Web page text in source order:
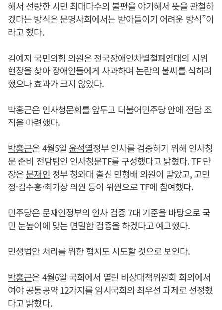
해서 선량한 시민 최대다수의 불편을 야기해서 뜻을 관철하
겠다는 방식은 문명사회에서는 받아들이기 어려운 방식”이
라고 했다.
김예지 국민의힘 의원은 전국장애인차별철폐연대의 시위
현장을 찾아 장애인들에게 사과하며 논란의 불씨를 식히려
했으나 효과가 크지 않았다.
박홍근은 인사청문회를 앞두고 더불어민주당 안에 전담 조
직을 마련했다.
박홍근은 4월5일 윤석열정부 인사를 검증하기 위해 인사청
문 준비 전담팀인 인사청문TF를 구성했다고 밝혔다. TF 단
장은문재인 정부 청와대 출신 민형배 의원이 맡았고, 고민
정·김수홍·최기상 의원 등이 위원으로 TF에 참여했다.
민주당은 문재인정부의 인사 검증 7대 기준을 바탕으로 국
민 눈높이에 맞는 면밀한 검증을 하겠다고 예고했다.
민생법안 처리를 위한 협치도 시도할 것으로 보인다.
박홍근은 4월6일 국회에서 열린 비상대책위원회 회의에서
여야 공통공약 12가지를 임시국회의 최우선 과제로 선정했
다고 밝혔다.